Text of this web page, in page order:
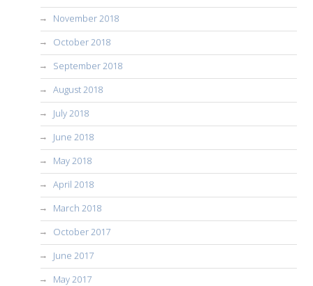
November 2018
October 2018
September 2018
August 2018
July 2018
June 2018
May 2018
April 2018
March 2018
October 2017
June 2017
May 2017